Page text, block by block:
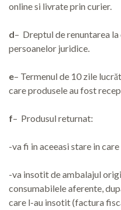
online si livrate prin curier.
d– Dreptul de renuntarea la
persoanelor juridice.
e– Termenul de 10 zile
care produsele au fost
f– Produsul returnat:
-va fi in aceeasi stare in
-va insotit de ambalajul
consumabilele aferente,
care l-au insotit (factura